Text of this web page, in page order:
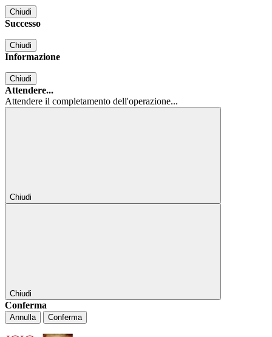
Chiudi
Successo
Chiudi
Informazione
Chiudi
Attendere...
Attendere il completamento dell'operazione...
Chiudi
Chiudi
Conferma
Annulla Conferma